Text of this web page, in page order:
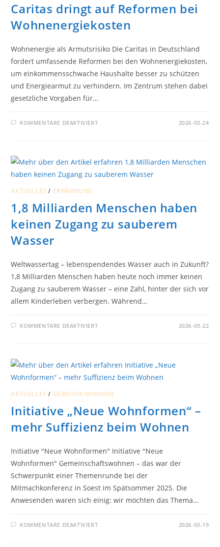
Caritas dringt auf Reformen bei
Wohnenergiekosten
Wohnenergie als Armutsrisiko Die Caritas in Deutschland
fordert umfassende Reformen bei den Wohnenergiekosten,
um einkommensschwache Haushalte besser zu schützen
und Energiearmut zu verhindern. Im Zentrum stehen dabei
gesetzliche Vorgaben für…
KOMMENTARE DEAKTIVIERTFÜR
WOHNENERGIEKOSTEN
2026-03-24
AKTUELLES / ERNÄHRUNG
1,8 Milliarden Menschen haben
keinen Zugang zu sauberem
Wasser
Weltwassertag – lebenspendendes Wasser auch in Zukunft?
1,8 Milliarden Menschen haben heute noch immer keinen
Zugang zu sauberem Wasser – eine Zahl, hinter der sich vor
allem Kinderleben verbergen. Während…
KOMMENTARE DEAKTIVIERTFÜR
ZUGANG
ZU
SAUBEREM
WASSER
2026-03-22
AKTUELLES / GEBÄUDE/WOHNEN
Initiative „Neue Wohnformen“ –
mehr Suffizienz beim Wohnen
Initiative "Neue Wohnformen" Initiative "Neue
Wohnformen" Gemeinschaftswohnen – das war der
Schwerpunkt einer Themenrunde bei der
Mitmachkonferenz in Soest im Spätsommer 2025. Die
Anwesenden waren sich einig: wir möchten das Thema…
KOMMENTARE DEAKTIVIERTFÜR 2026-03-19